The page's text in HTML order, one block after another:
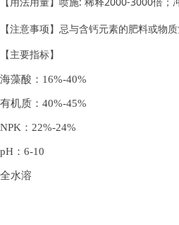
【注意事项】忌与含钙元素的肥料或物
【主要指标】
海藻酸：16%-40%
有机质：40%-45%
NPK：22%-24%
pH：6-10
全水溶